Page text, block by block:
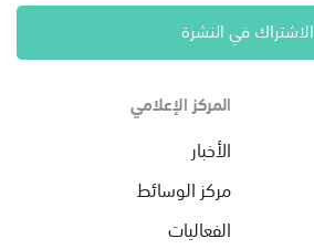
الاشتراك في النشرة
المركز الإعلامي
الأخبار
مركز الوسائط
الفعاليات